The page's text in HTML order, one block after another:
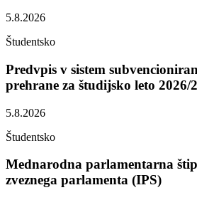
5.8.2026
Študentsko
Predvpis v sistem
prehrane za študijsko leto 2026/
5.8.2026
Študentsko
Mednarodna parlamentarna
zveznega parlamenta (IPS)